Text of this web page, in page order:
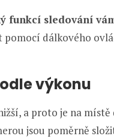
funkcí sledování
pomocí dálkového
výkonu
a proto je na místě
jsou poměrně